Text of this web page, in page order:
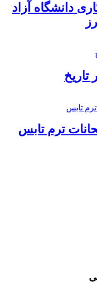
دانشگاه آزاد
تاریخ
ترم تابس